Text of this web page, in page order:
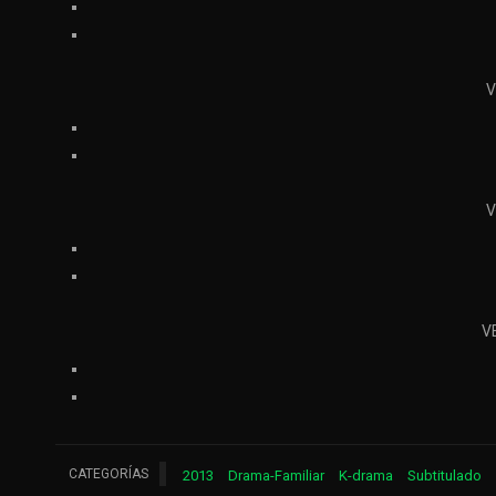
CATEGORÍAS 2013 Drama-Familiar K-drama Subtitulado